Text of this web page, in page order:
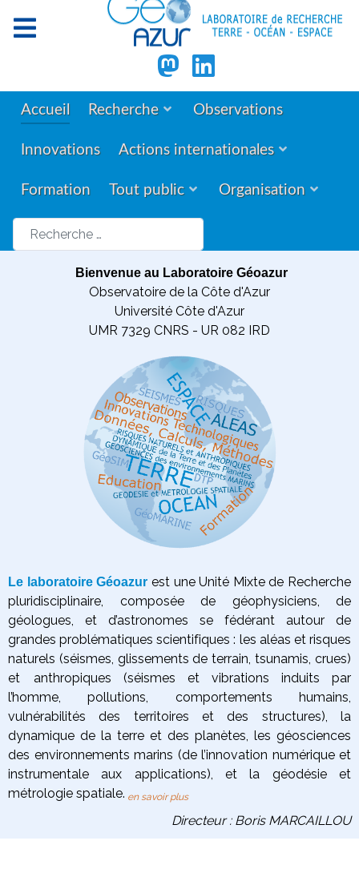
Accueil Recherche Observations
Innovations Actions internationales
Formation Tout public Organisation
Rechercher
Bienvenue au Laboratoire Géoazur
Observatoire de la Côte d'Azur
Université Côte d'Azur
UMR 7329 CNRS - UR 082 IRD
Le laboratoire Géoazur est une Unité Mixte de Recherche
pluridisciplinaire, composée de géophysiciens, de
géologues, et d’astronomes se fédérant autour de
grandes problématiques scientifiques : les aléas et risques
naturels (séismes, glissements de terrain, tsunamis, crues)
et anthropiques (séismes et vibrations induits par
l’homme, pollutions, comportements humains,
vulnérabilités des territoires et des structures), la
dynamique de la terre et des planètes, les géosciences
des environnements marins (de l’innovation numérique et
instrumentale aux applications), et la géodésie et
métrologie spatiale. en savoir plus
Directeur : Boris MARCAILLOU